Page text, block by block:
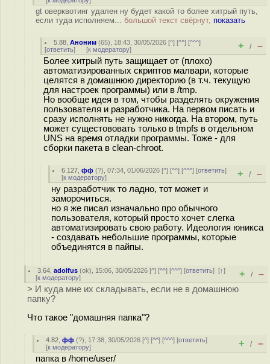
gt оверквотинг удален ну будет какой то более хитрый путь,
если туда исполняем... большой текст свёрнут, показать
5.88 ,Аноним (65), 18:43, 30/05/2026 [^] [^^] [^^^]
[ответить] [к модератору] + / –
Более хитрый путь защищает от (плохо)
автоматизированных скриптов малвари, которые
целятся в домашнюю директорию (в т.ч. текущую
для настроек программы) или в /tmp.
Но вообще идея в том, чтобы разделять окружения
пользователя и разработчика. На первом писать и
сразу исполнять не нужно никогда. На втором, путь
может сущестововать только в tmpfs в отдельном
UNS на время отладки программы. Тоже - для
сборки пакета в clean-chroot.
6.127 ,фф (?), 07:34, 01/06/2026 [^] [^^] [^^^] [ответить]
[к модератору] + / –
ну разработчик то ладно, тот может и
заморочиться.
но я же писал изначально про обычного
пользователя, который просто хочет слегка
автоматизировать свою работу. Идеология юникса
- создавать небольшие программы, которые
объединятся в пайпы.
3.64 ,adolfus (ok), 15:06, 30/05/2026 [^] [^^] [^^^] [ответить][↑]
[к модератору] + / –
> И куда мне их складывать, если не в домашнюю
папку?
Что такое "домашняя папка"?
4.82 ,фф (?), 17:38, 30/05/2026 [^] [^^] [^^^] [ответить]
[к модератору] + / –
папка в /home/user/